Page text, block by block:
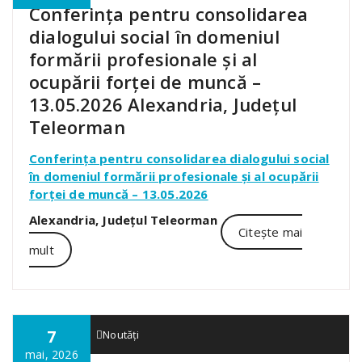
Conferința pentru consolidarea
dialogului social în domeniul
formării profesionale și al
ocupării forței de muncă –
13.05.2026 Alexandria, Județul
Teleorman
Conferința pentru consolidarea dialogului social
în domeniul formării profesionale și al ocupării
forței de muncă – 13.05.2026
Alexandria, Județul Teleorman
Citește mai
mult
7
mai, 2026
admin01 Noutăți